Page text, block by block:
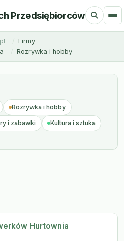
Przedsiębiorców
Firmy
Rozrywka i hobby
Rozrywka i hobby
i zabawki Kultura i sztuka
Hurtownia